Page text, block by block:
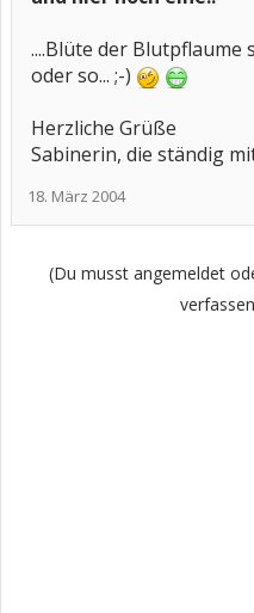
....Blüte der
oder so... ;-)
Herzliche Grüße
Sabinerin, die ständig
18. März 2004
(Du musst angemeldet